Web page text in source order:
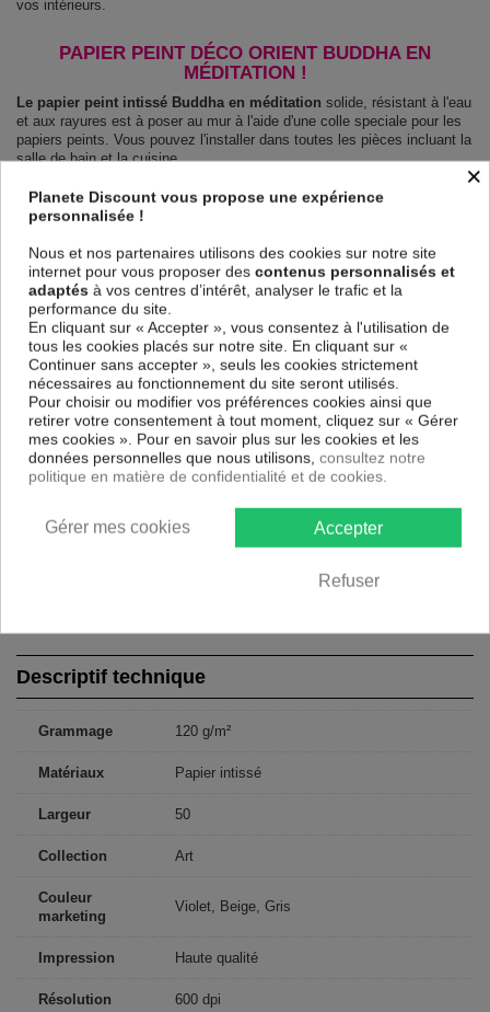
vos intérieurs.
PAPIER PEINT DÉCO ORIENT BUDDHA EN
MÉDITATION !
Le papier peint intissé Buddha en méditation solide, résistant à l'eau
et aux rayures est à poser au mur à l'aide d'une colle speciale pour les
papiers peints. Vous pouvez l'installer dans toutes les pièces incluant la
salle de bain et la cuisine.
Le Papier peint intissé Orient Buddha en méditation
parfait même pour la chambre à coucher et la chambre des enfants.
Impression haute qualité : impression numérique en résolution de
600dpi. Les couleurs sont vives et l’impression est résistante à l'eau et
très durable.
Le papier peint dispose d'une surface demi terne, il couvre les
imperfections et laisse respirer le mur.
Notre large choix de papiers peints tendances et modernes constituent
un moyen simple et pas cher de donner une nouvelle touche à vos
intérieurs, il y en a pour tous les goût.
Emballage sécurisé pour la livraison
Avant d’être envoyé, le papier peint est enroulé et mis dans un gros
carton.
Montage facile : Chaque papier peint est partagé en lés de 50 cm.
Poids: 120 g/m2
Dimensions des panneaux Buddha en méditation :
200x140: 50x140 50x140 50x140 50x140
250x175: 50x175 50x175 50x175 50x175 50x175
300x210: 50x210 50x210 50x210 50x210 50x210 50x210
350x245: 50x245 50x245 50x245 50x245 50x245 50x245 50x245
Descriptif technique
Grammage 120 g/m²
Matériaux Papier intissé
Largeur 50
Collection Art
Couleur
marketing
Violet, Beige, Gris
Impression Haute qualité
Résolution 600 dpi
×
Planete Discount vous propose une expérience
personnalisée !
Nous et nos partenaires utilisons des cookies sur notre site
internet pour vous proposer des contenus personnalisés et
adaptés à vos centres d’intérêt, analyser le trafic et la
performance du site.
En cliquant sur « Accepter », vous consentez à l'utilisation de
tous les cookies placés sur notre site. En cliquant sur «
Continuer sans accepter », seuls les cookies strictement
nécessaires au fonctionnement du site seront utilisés.
Pour choisir ou modifier vos préférences cookies ainsi que
retirer votre consentement à tout moment, cliquez sur « Gérer
mes cookies ». Pour en savoir plus sur les cookies et les
données personnelles que nous utilisons, consultez notre
politique en matière de confidentialité et de cookies.
Accepter
Refuser
Gérer mes cookies